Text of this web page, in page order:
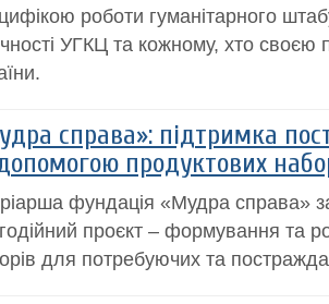
роботи гуманітарного
УГКЦ та кожному, хто своєю
справа»: підтримка
продуктових
фундація «Мудра справа»
проєкт – формування та
для потребуючих та